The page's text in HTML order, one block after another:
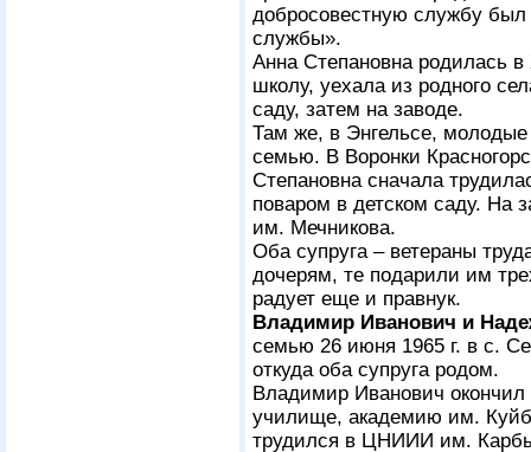
добросовестную службу был
службы».
Анна Степановна родилась
школу, уехала из родного
саду, затем на заводе.
Там же, в Энгельсе,
семью. В Воронки
Степановна сначала
поваром в детском саду. На
им. Мечникова.
Оба супруга – ветераны
дочерям, те подарили им
радует еще и правнук.
Владимир Иванович и
семью 26 июня 1965 г. в с.
откуда оба супруга родом.
Владимир Иванович окончил
училище, академию им.
трудился в ЦНИИИ им.